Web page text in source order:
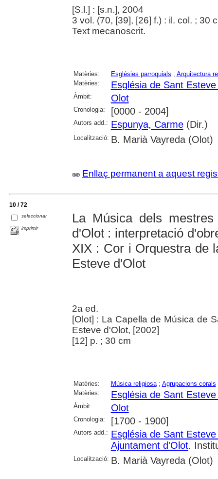
[S.l.] : [s.n.], 2004
3 vol. (70, [39], [26] f.) : il. col. ; 30
Text mecanoscrit.
Matèries: Esglésies parroquials ; Arquitectura
Matèries:
Església de Sant
Àmbit: Olot
Cronologia: [0000 - 2004]
Autors add.: Espunya, Carme(Dir.)
Localització: B. Marià Vayreda (Olot)
Enllaç permanent a aquest
10 / 72
seleccionar
imprimir
La Música dels
d'Olot : interpretació
XIX : Cor i Orquestra de
Esteve d'Olot
2a ed.
[Olot] : La Capella de Música de
Esteve d'Olot, [2002]
[12] p. ; 30 cm
Matèries: Música religiosa; Agrupacions corals
Matèries:
Església de Sant
Àmbit: Olot
Cronologia: [1700 - 1900]
Autors add.: Església de Sant
Ajuntament d'Olot.
Localització: B. Marià Vayreda (Olot)